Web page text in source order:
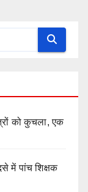
को कुचला, एक
में पांच शिक्षक